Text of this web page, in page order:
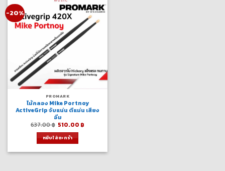
-20%
PROMARK
ไม้กลอง Mike Portnoy
ActiveGrip จับแน่น ตีแม่น เสียง
อิ่ม
637.00฿ Original
was:
637.00 ฿.
510.00 ฿
หยิบใส่ตะกร้า